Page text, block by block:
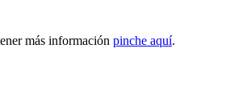
más información pinche aquí.